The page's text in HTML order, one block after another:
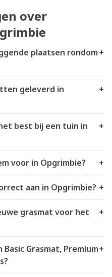
over
plaatsen rondom+
geleverd in
+
best bij een tuin in
+
voor in Opgrimbie? +
aan in Opgrimbie? +
grasmat voor het
+
Grasmat, Premium+